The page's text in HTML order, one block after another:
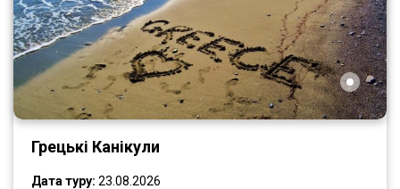
Грецькі Канікули
Дата туру: 23.08.2026